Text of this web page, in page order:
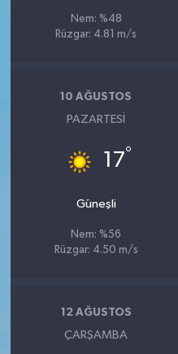
Nem: %48
Rüzgar: 4.81 m/s
10 AĞUSTOS
PAZARTESI
17°
Güneşli
Nem: %56
Rüzgar: 4.50 m/s
12 AĞUSTOS
ÇARŞAMBA